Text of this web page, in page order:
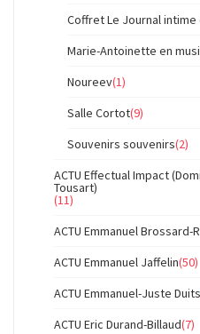
Coffret Le Journal intime
Marie-Antoinette en
Noureev(1)
Salle Cortot(9)
Souvenirs souvenirs(2)
ACTU Effectual Impact
Tousart)
(11)
ACTU Emmanuel Brossard-
ACTU Emmanuel Jaffelin(50)
ACTU Emmanuel-Juste Duits
ACTU Eric Durand-Billaud(7)